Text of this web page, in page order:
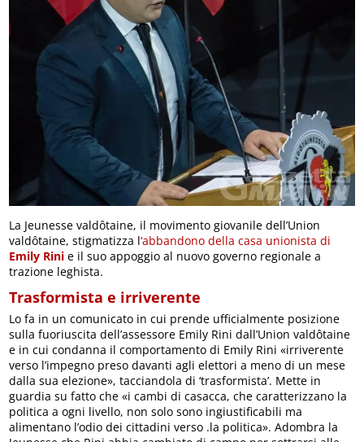
La Jeunesse valdôtaine, il movimento giovanile dell’Union
valdôtaine, stigmatizza l‘abbandono della casa unionista di
Emily Rini e il suo appoggio al nuovo governo regionale a
trazione leghista.
Trasformista e irriverente
Lo fa in un comunicato in cui prende ufficialmente posizione
sulla fuoriuscita dell’assessore Emily Rini dall’Union valdôtaine
e in cui condanna il comportamento di Emily Rini «irriverente
verso l’impegno preso davanti agli elettori a meno di un mese
dalla sua elezione», tacciandola di ‘trasformista’. Mette in
guardia su fatto che «i cambi di casacca, che caratterizzano la
politica a ogni livello, non solo sono ingiustificabili ma
alimentano l’odio dei cittadini verso .la politica». Adombra la